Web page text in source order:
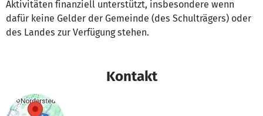
Aktivitäten finanziell unterstützt, insbesondere wenn
dafür keine Gelder der Gemeinde (des Schulträgers) oder
des Landes zur Verfügung stehen.
Kontakt